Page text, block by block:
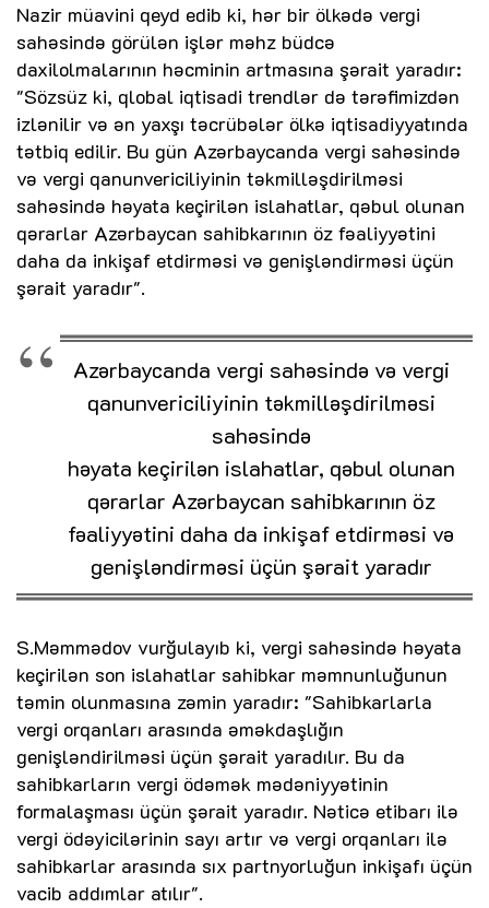
Nazir müavini qeyd edib ki, hər bir ölkədə vergi
sahəsində görülən işlər məhz büdcə
daxilolmalarının həcminin artmasına şərait yaradır:
"Sözsüz ki, qlobal iqtisadi trendlər də tərəfimizdən
izlənilir və ən yaxşı təcrübələr ölkə iqtisadiyyatında
tətbiq edilir. Bu gün Azərbaycanda vergi sahəsində
və vergi qanunvericiliyinin təkmilləşdirilməsi
sahəsində həyata keçirilən islahatlar, qəbul olunan
qərarlar Azərbaycan sahibkarının öz fəaliyyətini
daha da inkişaf etdirməsi və genişləndirməsi üçün
şərait yaradır".
Azərbaycanda vergi sahəsində və vergi
qanunvericiliyinin təkmilləşdirilməsi
sahəsində
həyata keçirilən islahatlar, qəbul olunan
qərarlar Azərbaycan sahibkarının öz
fəaliyyətini daha da inkişaf etdirməsi və
genişləndirməsi üçün şərait yaradır
S.Məmmədov vurğulayıb ki, vergi sahəsində həyata
keçirilən son islahatlar sahibkar məmnunluğunun
təmin olunmasına zəmin yaradır: "Sahibkarlarla
vergi orqanları arasında əməkdaşlığın
genişləndirilməsi üçün şərait yaradılır. Bu da
sahibkarların vergi ödəmək mədəniyyətinin
formalaşması üçün şərait yaradır. Nəticə etibarı ilə
vergi ödəyicilərinin sayı artır və vergi orqanları ilə
sahibkarlar arasında sıx partnyorluğun inkişafı üçün
vacib addımlar atılır".